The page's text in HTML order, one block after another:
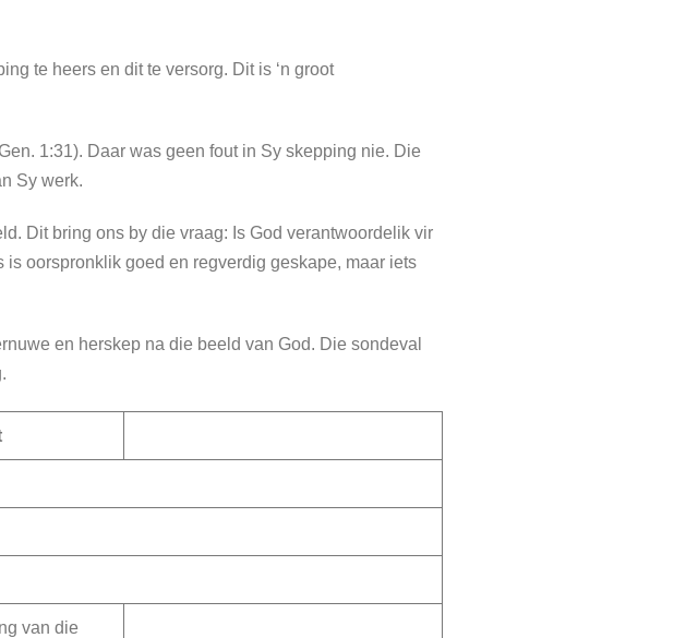
te heers en dit te versorg. Dit is ‘n groot
1:31). Daar was geen fout in Sy skepping nie. Die
Sy werk.
Dit bring ons by die vraag: Is God verantwoordelik vir
is oorspronklik goed en regverdig geskape, maar iets
en herskep na die beeld van God. Die sondeval
van die